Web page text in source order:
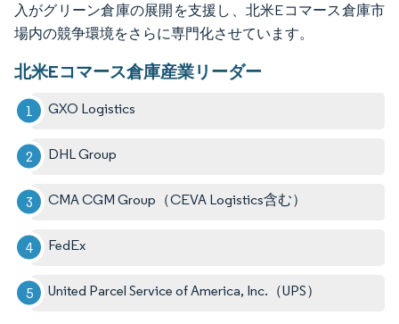
入がグリーン倉庫の展開を支援し、北米Eコマース倉庫市
場内の競争環境をさらに専門化させています。
北米Eコマース倉庫産業リーダー
GXO Logistics
DHL Group
CMA CGM Group（CEVA Logistics含む）
FedEx
United Parcel Service of America, Inc.（UPS）